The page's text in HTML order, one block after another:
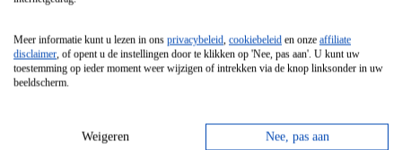
Vrijstaande Magnetron
Vrijstaande Kookplaat
Inbouw Gaskookplaat
Meer informatie kunt u lezen in ons privacybeleid, cookiebeleid en onze affiliate
disclaimer, of opent u de instellingen door te klikken op 'Nee, pas aan'. U kunt uw
toestemming op ieder moment weer wijzigen of intrekken via de knop linksonder in uw
beeldscherm.
Weigeren Nee, pas aan